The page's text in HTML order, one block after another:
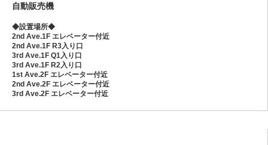
自動販売機
◆設置場所◆
2nd Ave.1F エレベーター付近
2nd Ave.1F R3入り口
3rd Ave.1F Q1入り口
3rd Ave.1F R2入り口
1st Ave.2F エレベーター付近
2nd Ave.2F エレベーター付近
3rd Ave.2F エレベーター付近